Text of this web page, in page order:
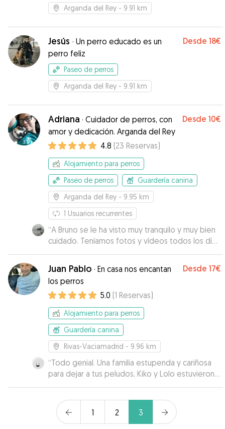
Arganda del Rey - 9.91 km
Jesús · Un perro educado es un
perro feliz
Desde 18€
Paseo de perros
Arganda del Rey - 9.91 km
Adriana · Cuidador de perros, con
amor y dedicación. Arganda del Rey
Desde 10€
4.8 (23 Reservas)
Alojamiento para perros
Paseo de perros
Guardería canina
Arganda del Rey - 9.95 km
1 Usuarios recurrentes
“A Bruno se le ha visto muy tranquilo y muy bien
cuidado. Teníamos fotos y vídeos todos los días.
Todo perfecto.”
Juan Pablo · En casa nos encantan
los perros
Desde 17€
5.0 (1 Reservas)
Alojamiento para perros
Guardería canina
Rivas-Vaciamadrid - 9.96 km
“Todo genial. Una familia estupenda y cariñosa
para dejar a tus peludos, Kiko y Lolo estuvieron
como en casa. Totalmente recomendable”
1 2 3